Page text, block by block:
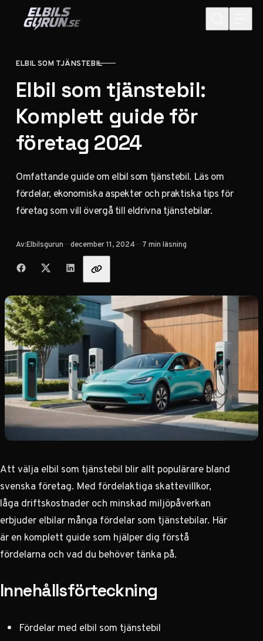
Hoppa till innehåll
KATEGORI
ELBIL SOM TJÄNSTEBIL
Elbil som tjänstebil:
Komplett guide för
företag 2024
Omfattande guide om elbil som tjänstebil. Läs om
fördelar, ekonomiska aspekter och praktiska tips för
företag som vill övergå till eldrivna tjänstebilar.
Av:Elbilsgurun Publicerad
december 11, 2024 7 min läsning
Dela med vänner
Att välja elbil som tjänstebil blir allt populärare bland
svenska företag. Med fördelaktiga skattevillkor,
låga driftskostnader och minskad miljöpåverkan
erbjuder elbilar många fördelar som tjänstebilar. Här
är en komplett guide som hjälper dig förstå
fördelarna och vad du behöver tänka på.
Innehållsförteckning
Fördelar med elbil som tjänstebil